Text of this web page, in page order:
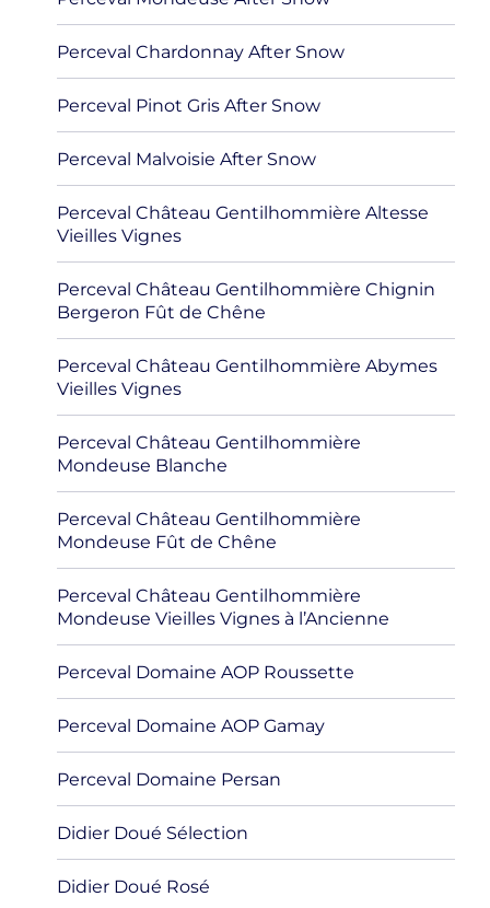
Perceval Chardonnay After Snow
Perceval Pinot Gris After Snow
Perceval Malvoisie After Snow
Perceval Château Gentilhommière Altesse
Vieilles Vignes
Perceval Château Gentilhommière Chignin
Bergeron Fût de Chêne
Perceval Château Gentilhommière Abymes
Vieilles Vignes
Perceval Château Gentilhommière
Mondeuse Blanche
Perceval Château Gentilhommière
Mondeuse Fût de Chêne
Perceval Château Gentilhommière
Mondeuse Vieilles Vignes à l’Ancienne
Perceval Domaine AOP Roussette
Perceval Domaine AOP Gamay
Perceval Domaine Persan
Didier Doué Sélection
Didier Doué Rosé